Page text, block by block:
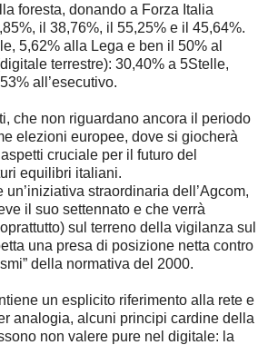
foresta, donando a Forza Italia
il 38,76%, il 55,25% e il 45,64%.
5,62% alla Lega e ben il 50% al
terrestre): 30,40% a 5Stelle,
all’esecutivo.
che non riguardano ancora il periodo
elezioni europee, dove si giocherà
cruciale per il futuro del
equilibri italiani.
straordinaria dell’Agcom,
il suo settennato e che verrà
sul terreno della vigilanza sul
una presa di posizione netta contro
della normativa del 2000.
un esplicito riferimento alla rete e
analogia, alcuni principi cardine della
non valere pure nel digitale: la